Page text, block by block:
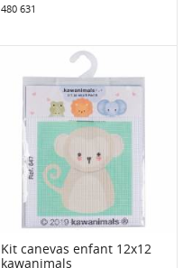
480 631
Kit canevas enfant 12x12
kawanimals